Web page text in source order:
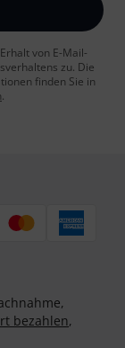
von E-Mail-
zu. Die
finden Sie in
.
bezahlen,